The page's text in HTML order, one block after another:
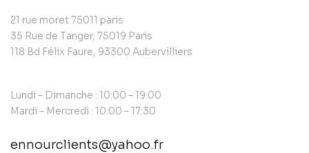
21 rue moret 75011 paris
35 Rue de Tanger, 75019 Paris
118 Bd Félix Faure, 93300 Aubervilliers
Lundi – Dimanche : 10:00 – 19:00
Mardi – Mercredi : 10:00 – 17:30
ennourclients@yahoo.fr